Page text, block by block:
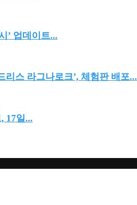
’ 업데이트...
리스 라그나로크’, 체험판 배포...
17일...